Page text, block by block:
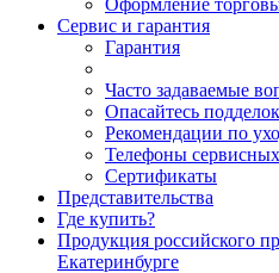
Сервис и гарантия
Гарантия
Часто задаваемые
Опасайтесь подделок
Рекомендации по
Телефоны
Сертификаты
Представительства
Где купить?
Продукция российского
Екатеринбурге